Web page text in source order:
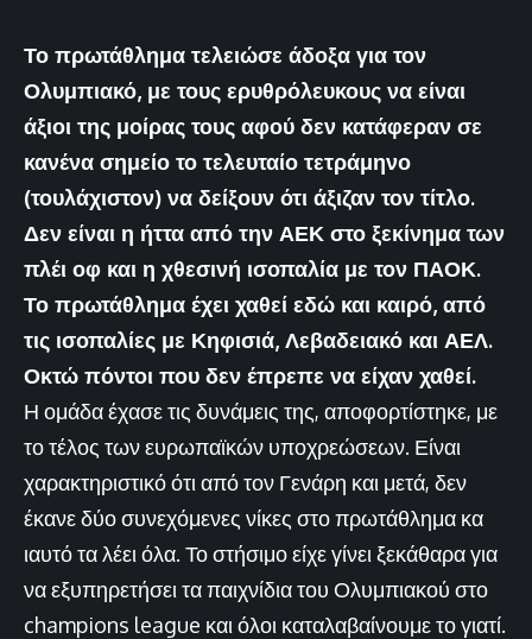
Το πρωτάθλημα τελειώσε άδοξα για τον
Ολυμπιακό, με τους ερυθρόλευκους να είναι
άξιοι της μοίρας τους αφού δεν κατάφεραν σε
κανένα σημείο το τελευταίο τετράμηνο
(τουλάχιστον) να δείξουν ότι άξιζαν τον τίτλο.
Δεν είναι η ήττα από την ΑΕΚ στο ξεκίνημα των
πλέι οφ και η χθεσινή ισοπαλία με τον ΠΑΟΚ.
Το πρωτάθλημα έχει χαθεί εδώ και καιρό, από
τις ισοπαλίες με Κηφισιά, Λεβαδειακό και ΑΕΛ.
Οκτώ πόντοι που δεν έπρεπε να είχαν χαθεί.
Η ομάδα έχασε τις δυνάμεις της, αποφορτίστηκε, με
το τέλος των ευρωπαϊκών υποχρεώσεων. Είναι
χαρακτηριστικό ότι από τον Γενάρη και μετά, δεν
έκανε δύο συνεχόμενες νίκες στο πρωτάθλημα κα
ιαυτό τα λέει όλα. Το στήσιμο είχε γίνει ξεκάθαρα για
να εξυπηρετήσει τα παιχνίδια του Ολυμπιακού στο
champions league και όλοι καταλαβαίνουμε το γιατί.